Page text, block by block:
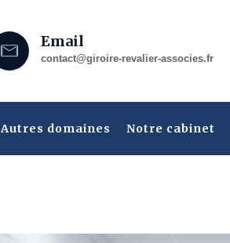
Email
contact@giroire-revalier-associes.fr
Autres domaines Notre cabinet